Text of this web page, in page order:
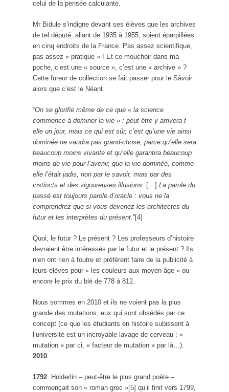
celui de la pensée calculante.
Mr Bidule s’indigne devant ses élèves que les archives
de tel député, allant de 1935 à 1955, soient éparpillées
en cinq endroits de la France. Pas assez scientifique,
pas assez « pratique » ! Et ce mouchoir dans ma
poche, c’est une « source », c’est une « archive » ?
Cette fureur de collection se fait passer pour le Sâvoir
alors que c’est le Néant.
“On se glorifie même de ce que « la science
commence à dominer la vie » : peut-être y arrivera-t-
elle un jour, mais ce qui est sûr, c’est qu’une vie ainsi
dominée ne vaudra pas grand-chose, parce qu’elle sera
beaucoup moins vivante et qu’elle garantira beaucoup
moins de vie pour l’avenir, que la vie dominée, comme
elle l’était jadis, non par le savoir, mais par des
instincts et des vigoureuses illusions.
[…] La parole du
passé est toujours parole d’oracle : vous ne la
comprendrez que si vous devenez les architectes du
futur et les interprètes du présent. ”[4]
Quoi, le futur ? Le présent ? Les professeurs d’histoire
devraient être intéressés par le futur et le présent ? Ils
n’en ont rien à foutre et préfèrent faire de la publicité à
leurs élèves pour « les couleurs aux moyen-âge » ou
encore le prix du blé de 778 à 812.
Nous sommes en 2010 et ils ne voient pas la plus
grande des mutations, eux qui sont obsédés par ce
concept (ce que les étudiants en histoire subissent à
l’université est un incroyable lavage de cerveau : «
mutation » par ci, « facteur de mutation » par là…).
2010
1792 . Hölderlin – peut-être le plus grand poète –
commençait son « roman grec »[5] qu’il finit vers 1799,